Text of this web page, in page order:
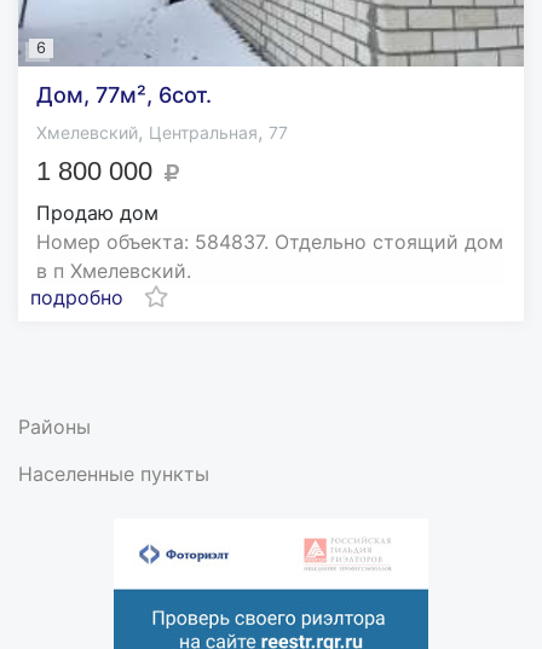
6
Дом, 77м², 6сот.
Хмелевский, Центральная, 77
1 800 000
Продаю дом
Номер объекта: 584837. Отдельно стоящий дом
в п Хмелевский.
подробно
Районы
Населенные пункты